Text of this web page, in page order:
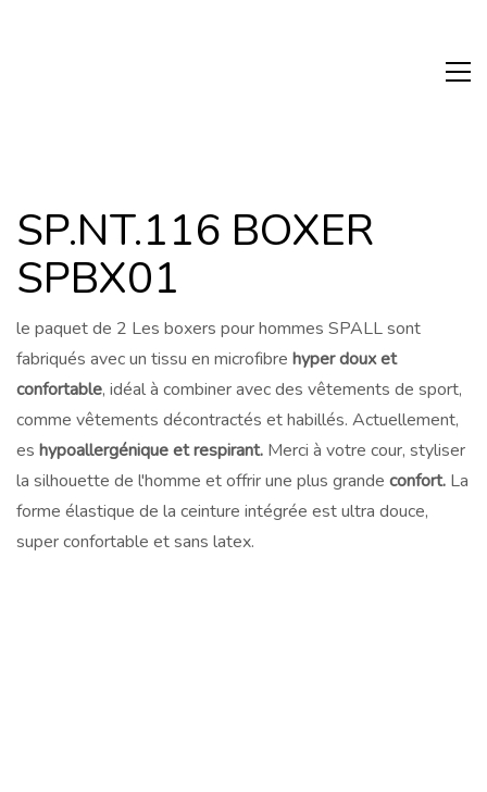
SP.NT.116 BOXER
SPBX01
le paquet de 2 Les boxers pour hommes SPALL sont
fabriqués avec un tissu en microfibre hyper doux et
confortable, idéal à combiner avec des vêtements de sport,
comme vêtements décontractés et habillés. Actuellement,
es hypoallergénique etrespirant. Merci à votre cour, styliser
la silhouette de l'homme et offrir une plus grande confort. La
forme élastique de la ceinture intégrée est ultra douce,
super confortable et sans latex.